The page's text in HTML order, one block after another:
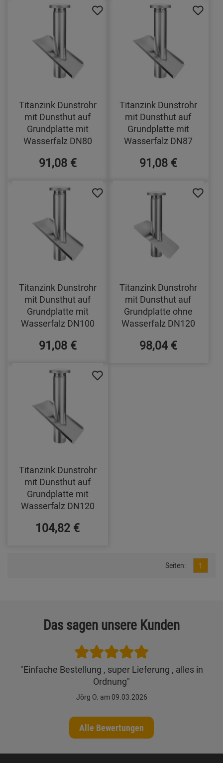
Titanzink Dunstrohr
mit Dunsthut auf
Grundplatte mit
Wasserfalz DN80
91,08 €
Titanzink Dunstrohr
mit Dunsthut auf
Grundplatte mit
Wasserfalz DN87
91,08 €
Titanzink Dunstrohr
mit Dunsthut auf
Grundplatte mit
Wasserfalz DN100
91,08 €
Titanzink Dunstrohr
mit Dunsthut auf
Grundplatte ohne
Wasserfalz DN120
98,04 €
Titanzink Dunstrohr
mit Dunsthut auf
Grundplatte mit
Wasserfalz DN120
104,82 €
Seiten: 1
Das sagen unsere Kunden
"Einfache Bestellung , super Lieferung , alles in
Ordnung"
Jörg O. am 09.03.2026
Alle Bewertungen